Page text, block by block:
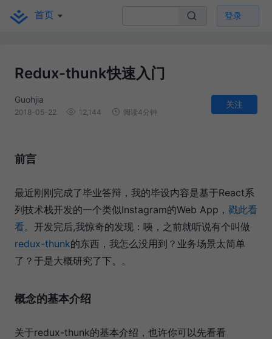
首页 登录
Redux-thunk快速入门
Guohjia
2018-05-22 12,144 阅读4分钟
关注
前言
最近刚刚完成了毕业答辩，我的毕设内容是基于React系
列技术栈开发的一个类似Instagram的Web App， 戳此看
看。开发完后,我惊奇的发现：咦，之前就听说有个叫做
redux-thunk的东西，我怎么没用到？业务场景太简单
了？于是大概研究了下。。
概念的基本介绍
关于redux-thunk的基本介绍，也许你可以先看看